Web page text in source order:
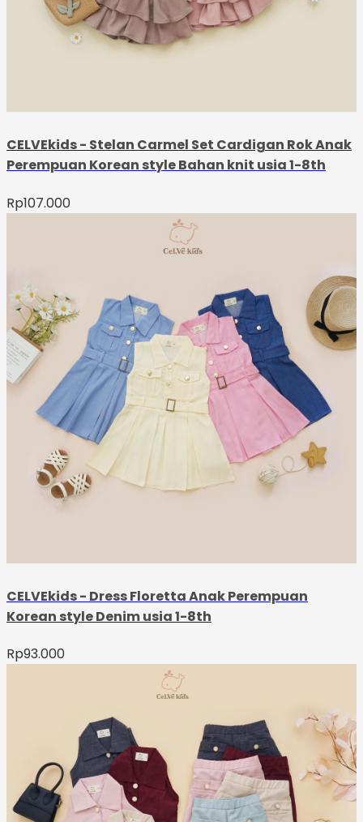
CELVEkids - Stelan Carmel Set Cardigan Rok Anak
Perempuan Korean style Bahan knit usia 1-8th
Rp107.000
CELVEkids - Dress Floretta Anak Perempuan
Korean style Denim usia 1-8th
Rp93.000